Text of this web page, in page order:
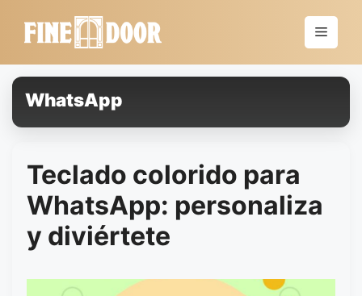
Menú
WhatsApp
Teclado colorido para
WhatsApp: personaliza
y diviértete